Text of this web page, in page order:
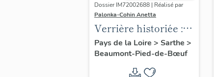
Dossier IM72002688 | Réalisé par
Palonka-Cohin Anetta
Verrière historiée :
Assomption, Vie de
la Vierge, Enfance
du Christ
Pays de la Loire > Sarthe >
Beaumont-Pied-de-Bœuf